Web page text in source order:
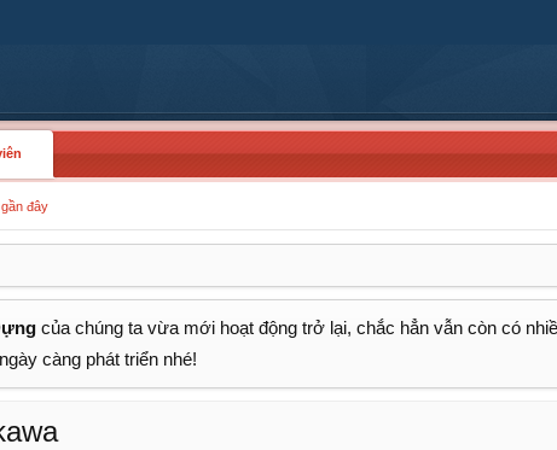
đây
của chúng ta vừa mới hoạt động trở lại, chắc hẳn vẫn còn có
càng phát triển nhé!